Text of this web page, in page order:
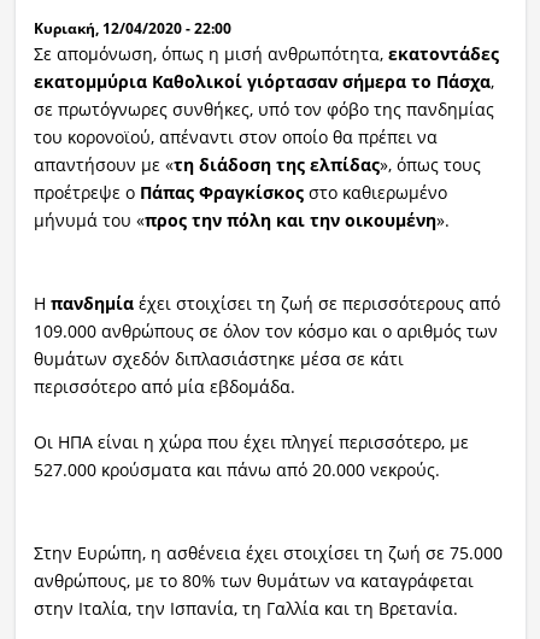
Κυριακή, 12/04/2020 - 22:00
Σε απομόνωση, όπως η μισή ανθρωπότητα,εκατοντάδες
εκατομμύρια Καθολικοί γιόρτασαν σήμερα το Πάσχα,
σε πρωτόγνωρες συνθήκες, υπό τον φόβο της πανδημίας
του κορονοϊού, απέναντι στον οποίο θα πρέπει να
απαντήσουν με «τη διάδοση της ελπίδας», όπως τους
προέτρεψε ο Πάπας Φραγκίσκοςστο καθιερωμένο
μήνυμά του «προς την πόλη και την οικουμένη».
Η πανδημίαέχει στοιχίσει τη ζωή σε περισσότερους από
109.000 ανθρώπους σε όλον τον κόσμο και ο αριθμός των
θυμάτων σχεδόν διπλασιάστηκε μέσα σε κάτι
περισσότερο από μία εβδομάδα.
Οι ΗΠΑ είναι η χώρα που έχει πληγεί περισσότερο, με
527.000 κρούσματα και πάνω από 20.000 νεκρούς.
Στην Ευρώπη, η ασθένεια έχει στοιχίσει τη ζωή σε 75.000
ανθρώπους, με το 80% των θυμάτων να καταγράφεται
στην Ιταλία, την Ισπανία, τη Γαλλία και τη Βρετανία.